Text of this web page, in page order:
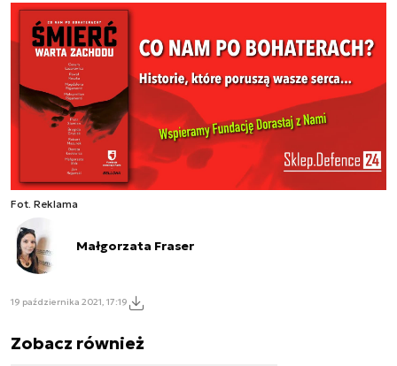
Fot. Reklama
Małgorzata Fraser
19 października 2021, 17:19
Zobacz również